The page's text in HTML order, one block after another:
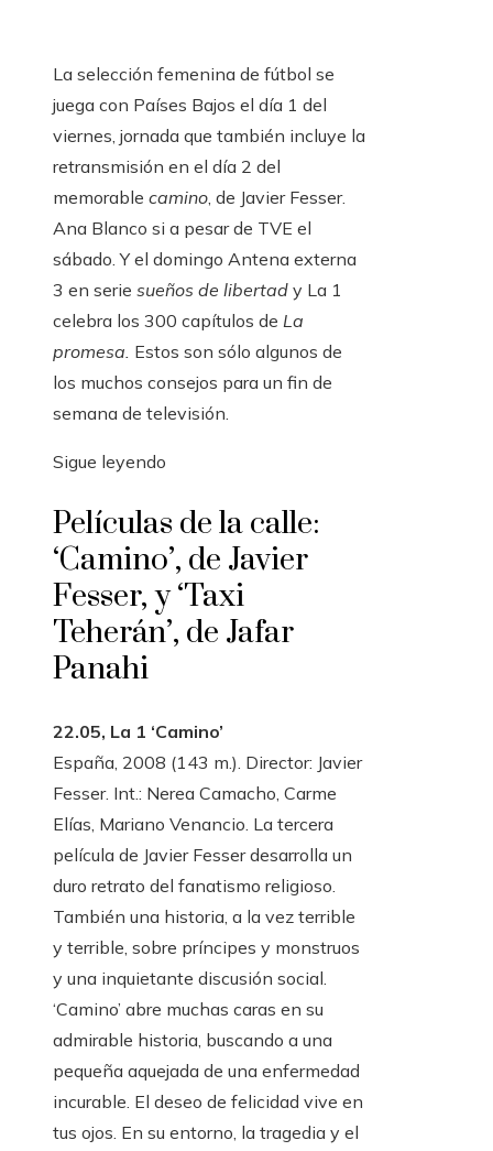
La selección femenina de fútbol se
juega con Países Bajos el día 1 del
viernes, jornada que también incluye la
retransmisión en el día 2 del
memorable camino, de Javier Fesser.
Ana Blanco si a pesar de TVE el
sábado. Y el domingo Antena externa
3 en serie sueños de libertad y La 1
celebra los 300 capítulos de La
promesa. Estos son sólo algunos de
los muchos consejos para un fin de
semana de televisión.
Sigue leyendo
Películas de la calle:
‘Camino’, de Javier
Fesser, y ‘Taxi
Teherán’, de Jafar
Panahi
22.05, La 1 ‘Camino’
España, 2008 (143 m.). Director: Javier
Fesser. Int.: Nerea Camacho, Carme
Elías, Mariano Venancio. La tercera
película de Javier Fesser desarrolla un
duro retrato del fanatismo religioso.
También una historia, a la vez terrible
y terrible, sobre príncipes y monstruos
y una inquietante discusión social.
‘Camino’ abre muchas caras en su
admirable historia, buscando a una
pequeña aquejada de una enfermedad
incurable. El deseo de felicidad vive en
tus ojos. En su entorno, la tragedia y el